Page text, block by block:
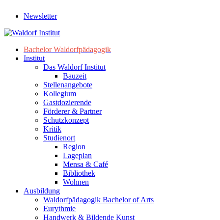
Newsletter
Bachelor Waldorfpädagogik
Institut
Das Waldorf Institut
Bauzeit
Stellenangebote
Kollegium
Gastdozierende
Förderer & Partner
Schutzkonzept
Kritik
Studienort
Region
Lageplan
Mensa & Café
Bibliothek
Wohnen
Ausbildung
Waldorfpädagogik Bachelor of Arts
Eurythmie
Handwerk & Bildende Kunst